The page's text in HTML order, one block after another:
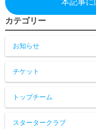
カテゴリー
お知らせ
チケット
トップチーム
スタータークラブ